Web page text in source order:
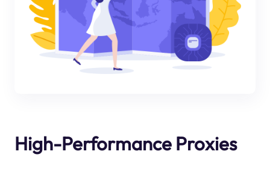
High-Performance Proxies